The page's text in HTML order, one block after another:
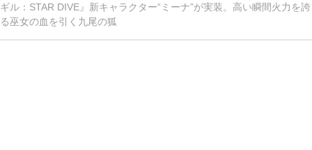
ギル：STAR DIVE』新キャラクター“ミーナ”が実装。高い瞬間火力を誇
る巫女の血を引く九尾の狐